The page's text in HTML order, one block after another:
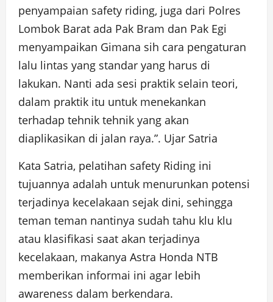
penyampaian safety riding, juga dari Polres
Lombok Barat ada Pak Bram dan Pak Egi
menyampaikan Gimana sih cara pengaturan
lalu lintas yang standar yang harus di
lakukan. Nanti ada sesi praktik selain teori,
dalam praktik itu untuk menekankan
terhadap tehnik tehnik yang akan
diaplikasikan di jalan raya.”. Ujar Satria
Kata Satria, pelatihan safety Riding ini
tujuannya adalah untuk menurunkan potensi
terjadinya kecelakaan sejak dini, sehingga
teman teman nantinya sudah tahu klu klu
atau klasifikasi saat akan terjadinya
kecelakaan, makanya Astra Honda NTB
memberikan informai ini agar lebih
awareness dalam berkendara.